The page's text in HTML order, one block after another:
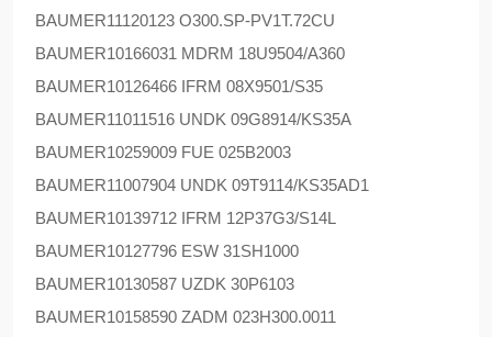
BAUMER11120123 O300.SP-PV1T.72CU
BAUMER10166031 MDRM 18U9504/A360
BAUMER10126466 IFRM 08X9501/S35
BAUMER11011516 UNDK 09G8914/KS35A
BAUMER10259009 FUE 025B2003
BAUMER11007904 UNDK 09T9114/KS35AD1
BAUMER10139712 IFRM 12P37G3/S14L
BAUMER10127796 ESW 31SH1000
BAUMER10130587 UZDK 30P6103
BAUMER10158590 ZADM 023H300.0011